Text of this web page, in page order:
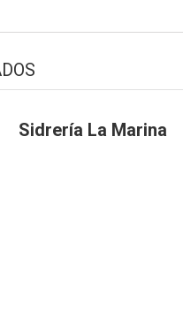
Sidrería La Marina